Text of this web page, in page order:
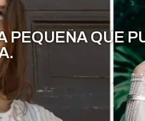
PEQUEÑA QUE